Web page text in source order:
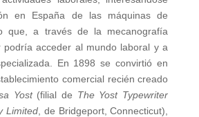
en España de las máquinas de
que, a través de la mecanografía
podría acceder al mundo laboral y a
En 1898 se convirtió en
comercial recién creado
Yost (filial de The Yost Typewriter
Limited , de Bridgeport, Connecticut),